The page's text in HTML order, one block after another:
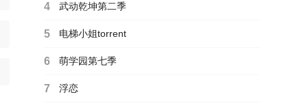
4 武动乾坤第二季
5 电梯小姐torrent
6 萌学园第七季
7 浮恋